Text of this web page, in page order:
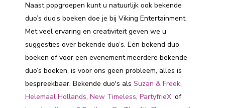
Naast popgroepen kunt u natuurlijk ook bekende
duo’s duo’s boeken doe je bij Viking Entertainment.
Met veel ervaring en creativiteit geven we u
suggesties over bekende duo’s. Een bekend duo
boeken of voor een evenement meerdere bekende
duo’s boeken, is voor ons geen probleem, alles is
bespreekbaar. Bekende duo's als Suzan & Freek,
Helemaal Hollands, New Timeless, PartyfrieX, of